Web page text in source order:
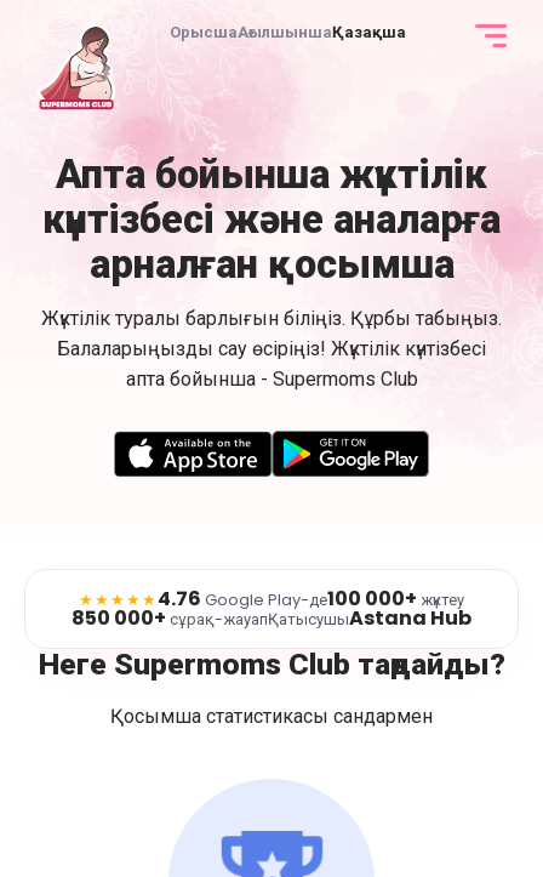
ОрысшаАғылшыншаҚазақша
Апта бойынша жүктілік
күнтізбесі және аналарға
арналған қосымша
Жүктілік туралы барлығын біліңіз. Құрбы табыңыз.
Балаларыңызды сау өсіріңіз! Жүктілік күнтізбесі
апта бойынша - Supermoms Club
★★★★★4.76 Google Play-де100 000+ жүктеу
850 000+ сұрақ-жауапҚатысушыAstana Hub
Неге Supermoms Club таңдайды?
Қосымша статистикасы сандармен